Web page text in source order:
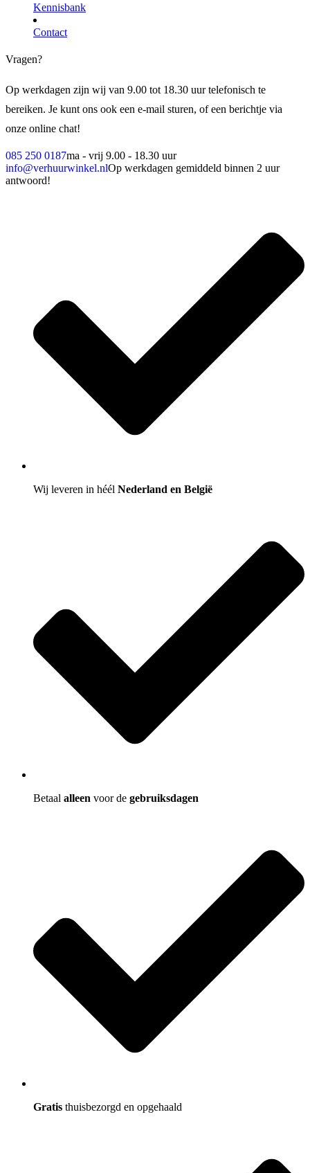
Kennisbank
Contact
Vragen?
Op werkdagen zijn wij van 9.00 tot 18.30 uur telefonisch te
bereiken. Je kunt ons ook een e-mail sturen, of een berichtje via
onze online chat!
085 250 0187ma - vrij 9.00 - 18.30 uur
info@verhuurwinkel.nlOp werkdagen gemiddeld binnen 2 uur
antwoord!
Wij leveren in héél Nederland en België
Betaal alleen voor de gebruiksdagen
Gratis thuisbezorgd en opgehaald